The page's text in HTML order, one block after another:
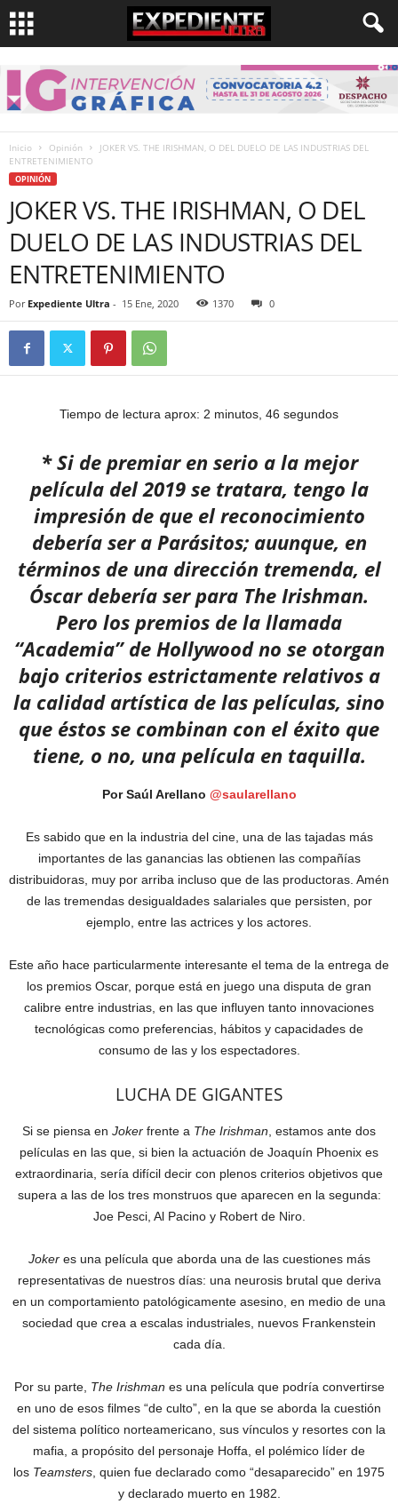
Inicio Opinión
JOKER VS. THE IRISHMAN, O DEL DUELO DE LAS INDUSTRIAS DEL
ENTRETENIMIENTO
OPINIÓN
JOKER VS. THE IRISHMAN, O DEL
DUELO DE LAS INDUSTRIAS DEL
ENTRETENIMIENTO
Por Expediente Ultra - 15 Ene, 2020 1370 0
Tiempo de lectura aprox: 2 minutos, 46 segundos
* Si de premiar en serio a la mejor
película del 2019 se tratara, tengo la
impresión de que el reconocimiento
debería ser a Parásitos; auunque, en
términos de una dirección tremenda, el
Óscar debería ser para The Irishman.
Pero los premios de la llamada
“Academia” de Hollywood no se otorgan
bajo criterios estrictamente relativos a
la calidad artística de las películas, sino
que éstos se combinan con el éxito que
tiene, o no, una película en taquilla.
Por Saúl Arellano @saularellano
Es sabido que en la industria del cine, una de las tajadas más
importantes de las ganancias las obtienen las compañías
distribuidoras, muy por arriba incluso que de las productoras. Amén
de las tremendas desigualdades salariales que persisten, por
ejemplo, entre las actrices y los actores.
Este año hace particularmente interesante el tema de la entrega de
los premios Oscar, porque está en juego una disputa de gran
calibre entre industrias, en las que influyen tanto innovaciones
tecnológicas como preferencias, hábitos y capacidades de
consumo de las y los espectadores.
LUCHA DE GIGANTES
Si se piensa en Joker frente a The Irishman , estamos ante dos
películas en las que, si bien la actuación de Joaquín Phoenix es
extraordinaria, sería difícil decir con plenos criterios objetivos que
supera a las de los tres monstruos que aparecen en la segunda:
Joe Pesci, Al Pacino y Robert de Niro.
Jokeres una película que aborda una de las cuestiones más
representativas de nuestros días: una neurosis brutal que deriva
en un comportamiento patológicamente asesino, en medio de una
sociedad que crea a escalas industriales, nuevos Frankenstein
cada día.
Por su parte, The Irishman es una película que podría convertirse
en uno de esos filmes “de culto”, en la que se aborda la cuestión
del sistema político norteamericano, sus vínculos y resortes con la
mafia, a propósito del personaje Hoffa, el polémico líder de
los Teamsters , quien fue declarado como “desaparecido” en 1975
y declarado muerto en 1982.